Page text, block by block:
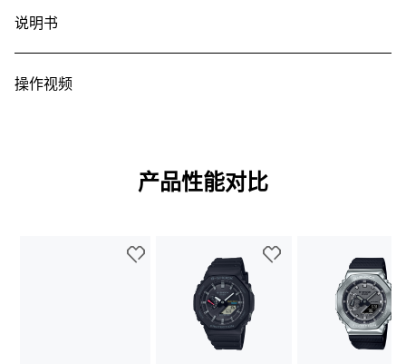
生物基树脂表带
构造
防震
1:00'00~23:59'59（60 分钟后）
1 秒（60 分钟后）
说明书
操作视频
产品性能对比